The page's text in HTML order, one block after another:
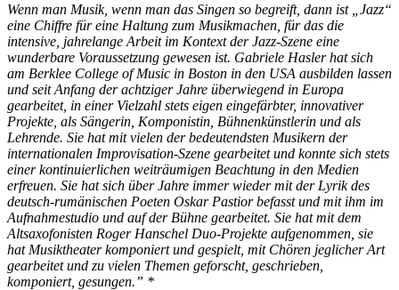
Wenn man Musik, wenn man das Singen so begreift, dann ist „Jazz“
eine Chiffre für eine Haltung zum Musikmachen, für das die
intensive, jahrelange Arbeit im Kontext der Jazz-Szene eine
wunderbare Voraussetzung gewesen ist. Gabriele Hasler hat sich
am Berklee College of Music in Boston in den USA ausbilden lassen
und seit Anfang der achtziger Jahre überwiegend in Europa
gearbeitet, in einer Vielzahl stets eigen eingefärbter, innovativer
Projekte, als Sängerin, Komponistin, Bühnenkünstlerin und als
Lehrende. Sie hat mit vielen der bedeutendsten Musikern der
internationalen Improvisation-Szene gearbeitet und konnte sich stets
einer kontinuierlichen weiträumigen Beachtung in den Medien
erfreuen. Sie hat sich über Jahre immer wieder mit der Lyrik des
deutsch-rumänischen Poeten Oskar Pastior befasst und mit ihm im
Aufnahmestudio und auf der Bühne gearbeitet. Sie hat mit dem
Altsaxofonisten Roger Hanschel Duo-Projekte aufgenommen, sie
hat Musiktheater komponiert und gespielt, mit Chören jeglicher Art
gearbeitet und zu vielen Themen geforscht, geschrieben,
komponiert, gesungen.” *